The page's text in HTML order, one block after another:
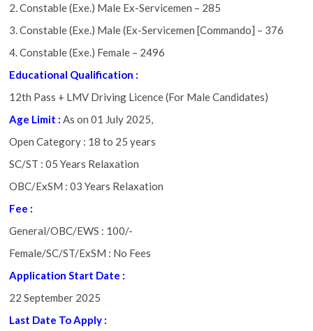
2. Constable (Exe.) Male Ex-Servicemen – 285
3. Constable (Exe.) Male (Ex-Servicemen [Commando] – 376
4. Constable (Exe.) Female – 2496
Educational Qualification :
12th Pass + LMV Driving Licence (For Male Candidates)
Age Limit : As on 01 July 2025,
Open Category : 18 to 25 years
SC/ST : 05 Years Relaxation
OBC/ExSM : 03 Years Relaxation
Fee :
General/OBC/EWS : 100/-
Female/SC/ST/ExSM : No Fees
Application Start Date :
22 September 2025
Last Date To Apply :